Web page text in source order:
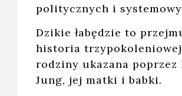
politycznych i
Dzikie łabędzie to
historia trzypokoleniowej
rodziny ukazana poprzez
Jung, jej matki i babki.